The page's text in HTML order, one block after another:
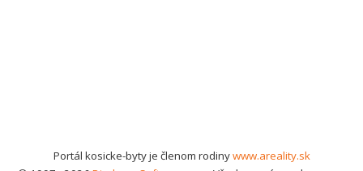
Portál kosicke-byty je členom rodinywww.areality.sk